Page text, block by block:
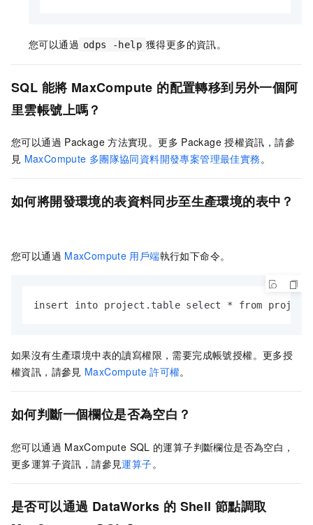
您可以通過 odps -help 獲得更多的資訊。
SQL 能將 MaxCompute 的配置轉移到另外一個阿
里雲帳號上嗎？
您可以通過 Package 方法實現。更多 Package 授權資訊，請參
見 MaxCompute 多團隊協同資料開發專案管理最佳實務。
如何將開發環境的表資料同步至生產環境的表中？
您可以通過 MaxCompute 用戶端執行如下命令。
insert into project.table select * from
如果沒有生產環境中表的讀寫權限，需要完成帳號授權。更多授
權資訊，請參見 MaxCompute 許可權。
如何判斷一個欄位是否為空白？
您可以通過 MaxCompute SQL 的運算子判斷欄位是否為空白，
更多運算子資訊，請參見運算子。
是否可以通過 DataWorks 的 Shell 節點調取